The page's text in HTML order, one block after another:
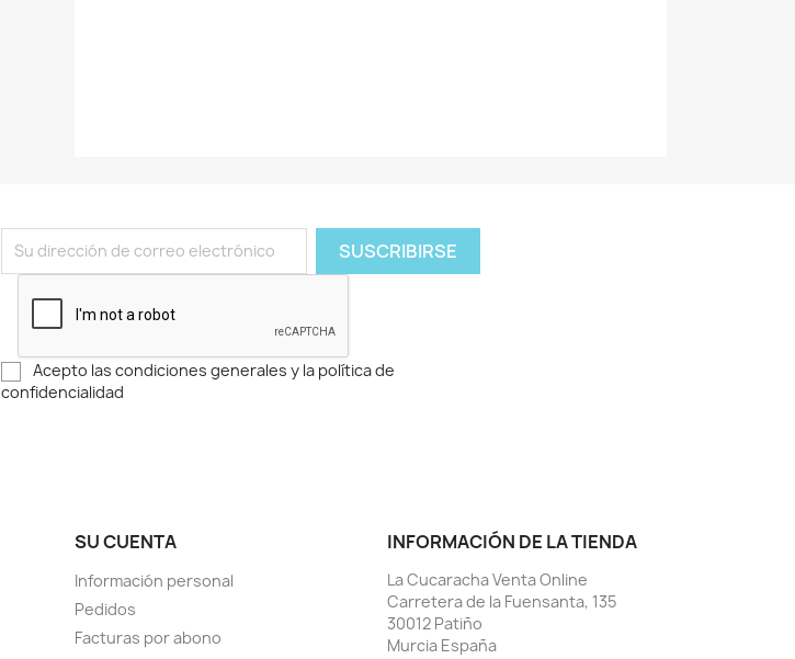
Acepto las condiciones generales y la política de
confidencialidad
SU CUENTA
Información personal
Pedidos
Facturas por abono
INFORMACIÓN DE LA TIENDA
La Cucaracha Venta Online
Carretera de la Fuensanta, 135
30012 Patiño
Murcia España